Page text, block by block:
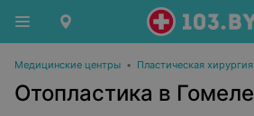
Медицинские центры • Пластическая хирургия
Отопластика в Гомеле